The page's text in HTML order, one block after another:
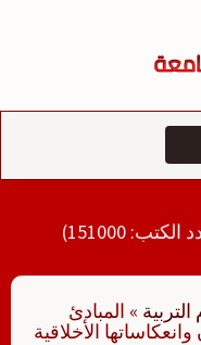
151000)
» المبادئ
الأخلاقية